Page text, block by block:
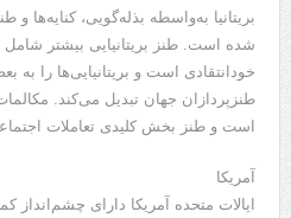
بریتانیا به‌واسطه بذله‌گویی،
شده است. طنز بریتانیایی بیشتر
خودانتقادی است و بریتانیایی‌ها را به
طنزپردازان جهان تبدیل می‌کند.
است و طنز بخش کلیدی تعاملات
آمریکا
ایالات متحده آمریکا دارای